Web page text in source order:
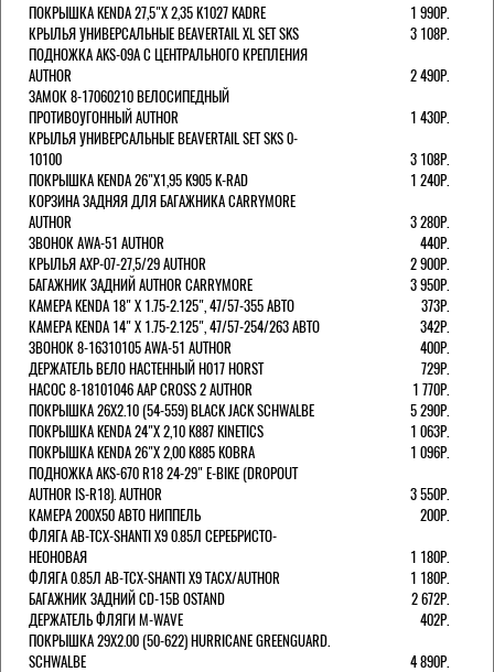
ПОКРЫШКА KENDA 27,5"Х 2,35 K1027 KADRE
1 990Р.
КРЫЛЬЯ УНИВЕРСАЛЬНЫЕ BEAVERTAIL XL SET SKS
3 108Р.
ПОДНОЖКА AKS-09A C ЦЕНТРАЛЬНОГО КРЕПЛЕНИЯ
AUTHOR
2 490Р.
ЗАМОК 8-17060210 ВЕЛОСИПЕДНЫЙ
ПРОТИВОУГОННЫЙ AUTHOR
1 430Р.
КРЫЛЬЯ УНИВЕРСАЛЬНЫЕ BEAVERTAIL SET SKS 0-
10100
3 108Р.
ПОКРЫШКА KENDA 26"Х1,95 K905 K-RAD
1 240Р.
КОРЗИНА ЗАДНЯЯ ДЛЯ БАГАЖНИКА CARRYMORE
AUTHOR
3 280Р.
ЗВОНОК AWA-51 AUTHOR
440Р.
КРЫЛЬЯ AXP-07-27,5/29 AUTHOR
2 900Р.
БАГАЖНИК ЗАДНИЙ AUTHOR CARRYMORE
3 950Р.
КАМЕРА KENDA 18" Х 1.75-2.125", 47/57-355 АВТО
373Р.
КАМЕРА KENDA 14" Х 1.75-2.125", 47/57-254/263 АВТО
342Р.
ЗВОНОК 8-16310105 AWA-51 AUTHOR
400Р.
ДЕРЖАТЕЛЬ ВЕЛО НАСТЕННЫЙ H017 HORST
729Р.
НАСОС 8-18101046 AAP CROSS 2 AUTHOR
1 770Р.
ПОКРЫШКА 26X2.10 (54-559) BLACK JACK SCHWALBE
5 290Р.
ПОКРЫШКА KENDA 24"Х 2,10 K887 KINETICS
1 063Р.
ПОКРЫШКА KENDA 26"Х 2,00 K885 KOBRA
1 096Р.
ПОДНОЖКА AKS-670 R18 24-29" E-BIKE (DROPOUT
AUTHOR IS-R18). AUTHOR
3 550Р.
КАМЕРА 200Х50 АВТО НИППЕЛЬ
200Р.
ФЛЯГА AB-TCX-SHANTI X9 0.85Л СЕРЕБРИСТО-
НЕОНОВАЯ
1 180Р.
ФЛЯГА 0.85Л AB-TCX-SHANTI X9 TACX/AUTHOR
1 180Р.
БАГАЖНИК ЗАДНИЙ CD-15B OSTAND
2 672Р.
ДЕРЖАТЕЛЬ ФЛЯГИ M-WAVE
402Р.
ПОКРЫШКА 29X2.00 (50-622) HURRICANE GREENGUARD.
SCHWALBE
4 890Р.